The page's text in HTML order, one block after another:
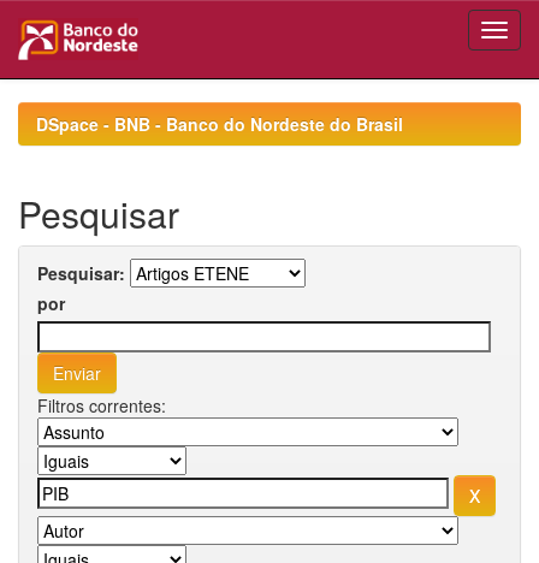
navigationDSpace - BNB - Banco do Nordeste do Brasil
Pesquisar
Pesquisar:
por
Filtros correntes: